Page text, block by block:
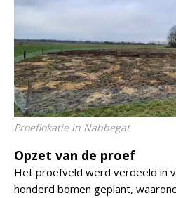
Proeflokatie in Nabbegat
Opzet van de proef
Het proefveld werd verdeeld in
honderd bomen geplant,